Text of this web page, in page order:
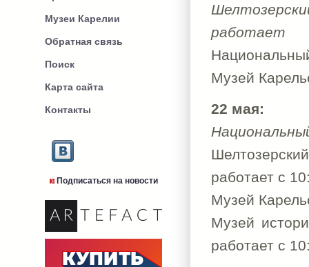
Музеи Карелии
Обратная связь
Поиск
Карта сайта
Контакты
Подписаться на новости
работает
Музей
22 мая:
работает с
Музей
Музей
работает с